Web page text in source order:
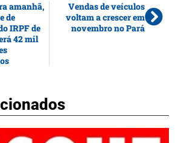
amanhã,
de
IRPF de
42 mil
Vendas de veículos
voltam a crescer em
novembro no Pará